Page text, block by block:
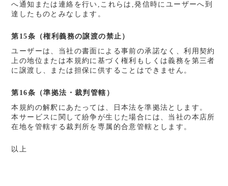
へ通知または連絡を行い,これらは,発信時にユーザーへ到
達したものとみなします。
第15条（権利義務の譲渡の禁止）
ユーザーは、当社の書面による事前の承諾なく、利用契約
上の地位または本規約に基づく権利もしくは義務を第三者
に譲渡し、または担保に供することはできません。
第16条（準拠法・裁判管轄）
本規約の解釈にあたっては、日本法を準拠法とします。
本サービスに関して紛争が生じた場合には、当社の本店所
在地を管轄する裁判所を専属的合意管轄とします。
以上